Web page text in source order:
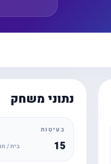
נתוני משחק
בעיטות
15 בית /